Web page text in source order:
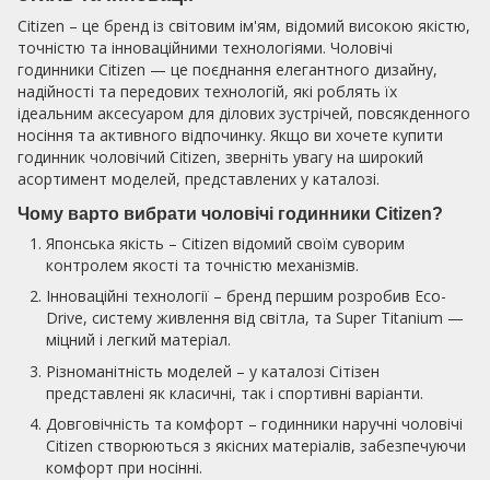
Citizen – це бренд із світовим ім'ям, відомий високою якістю,
точністю та інноваційними технологіями. Чоловічі
годинники Citizen — це поєднання елегантного дизайну,
надійності та передових технологій, які роблять їх
ідеальним аксесуаром для ділових зустрічей, повсякденного
носіння та активного відпочинку. Якщо ви хочете купити
годинник чоловічий Citizen, зверніть увагу на широкий
асортимент моделей, представлених у каталозі.
Чому варто вибрати чоловічі годинники Citizen?
Японська якість – Citizen відомий своїм суворим
контролем якості та точністю механізмів.
Інноваційні технології – бренд першим розробив Eco-
Drive, систему живлення від світла, та Super Titanium —
міцний і легкий матеріал.
Різноманітність моделей – у каталозі Сітізен
представлені як класичні, так і спортивні варіанти.
Довговічність та комфорт – годинники наручні чоловічі
Citizen створюються з якісних матеріалів, забезпечуючи
комфорт при носінні.